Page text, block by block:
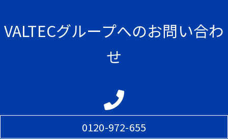
VALTECグループへのお問い合わ
せ
0120-972-655